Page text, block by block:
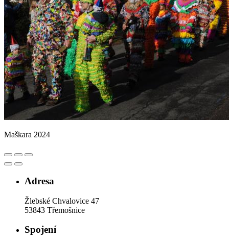
Maškara 2024
Adresa
Žlebské Chvalovice 47
53843 Třemošnice
Spojení